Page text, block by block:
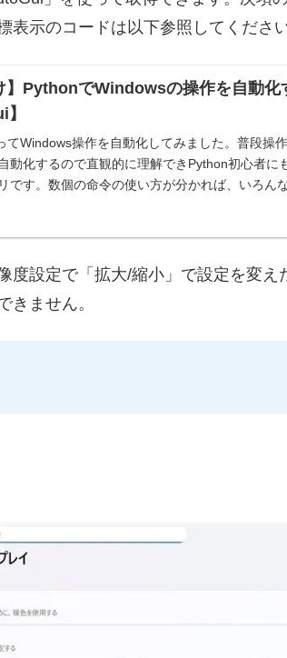
示のコードは以下参照してください
】PythonでWindowsの操作を自動化
てWindows操作を自動化してみました。普段操
動化するので直観的に理解できPython初心者に
です。数個の命令の使い方が分かれば、いろん
度設定で「拡大/縮小」で設定を変え
きません。